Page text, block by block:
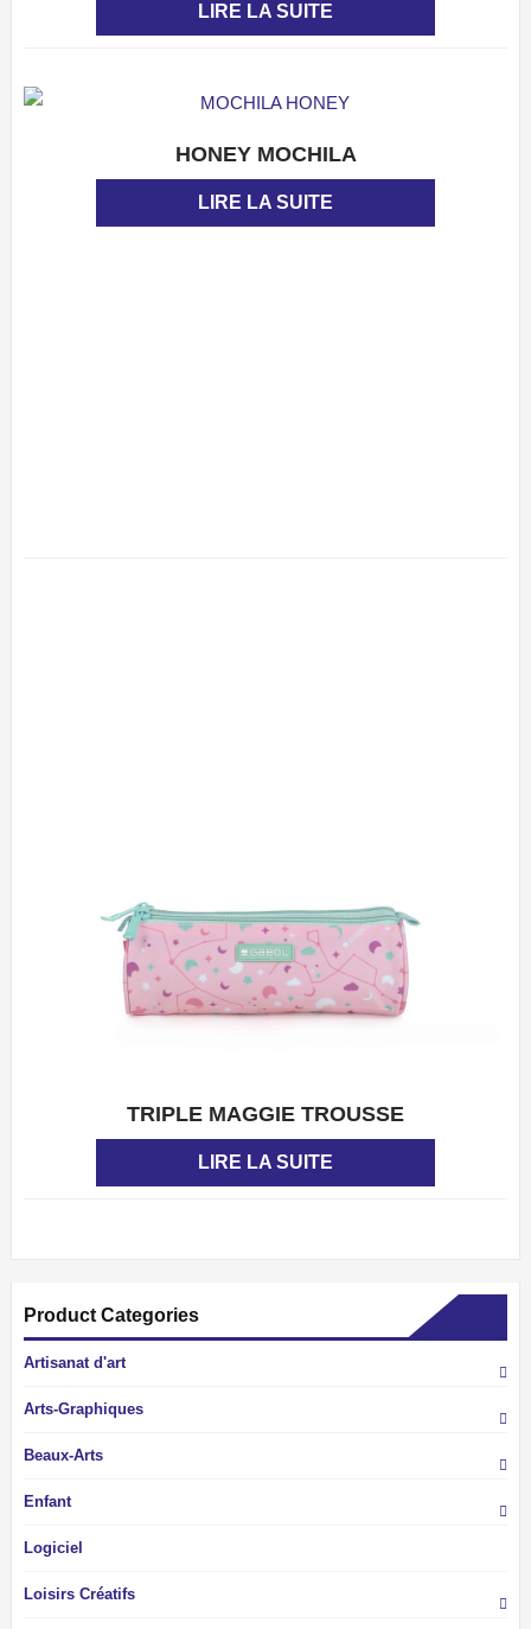
LIRE LA SUITE
HONEY MOCHILA
LIRE LA SUITE
TRIPLE MAGGIE TROUSSE
LIRE LA SUITE
Product Categories
Artisanat d'art
Arts-Graphiques
Beaux-Arts
Enfant
Logiciel
Loisirs Créatifs